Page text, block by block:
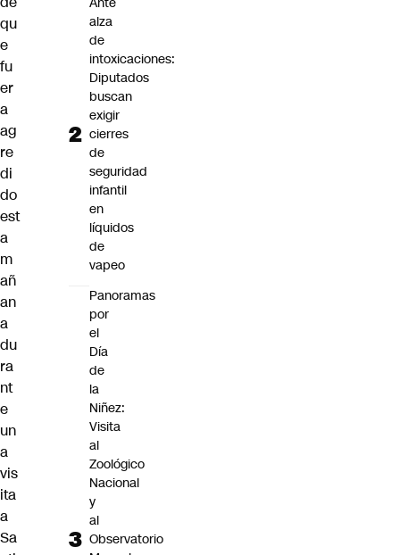
qu
e
fu
er
a
ag
re
di
do
est
a
m
añ
an
a
du
ra
nt
e
un
a
vis
ita
a
Sa
alza
de
intoxicaciones:
Diputados
buscan
exigir
cierres
de
seguridad
infantil
en
líquidos
de
vapeo
Panoramas
por
el
Día
de
la
Niñez:
Visita
al
Zoológico
Nacional
y
al
Observatorio